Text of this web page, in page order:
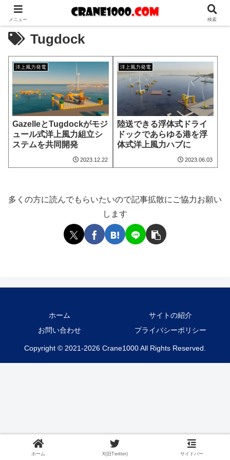
Tugdock
洋上風力発電
GazelleとTugdockがモジ
ュール式洋上風力組立シ
ステムを共同開発
2023.12.22
洋上風力発電
陸送できる浮体式ドライ
ドックであらゆる港を浮
体式洋上風力ハブに
2023.06.03
多くの方に読んでもらいたいので記事拡散にご協力お願い
します
ホーム
サイトの紹介
お問い合わせ
プライバシーポリシー
Copyright © 2021-2026 Crane1000 All Rights Reserved.
メニュー 検索
ホーム X(旧Twitter) サイドバー